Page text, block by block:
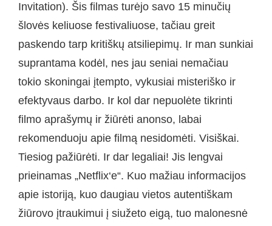
Invitation). Šis filmas turėjo savo 15 minučių
šlovės keliuose festivaliuose, tačiau greit
paskendo tarp kritiškų atsiliepimų. Ir man sunkiai
suprantama kodėl, nes jau seniai nemačiau
tokio skoningai įtempto, vykusiai misteriško ir
efektyvaus darbo. Ir kol dar nepuolėte tikrinti
filmo aprašymų ir žiūrėti anonso, labai
rekomenduoju apie filmą nesidomėti. Visiškai.
Tiesiog pažiūrėti. Ir dar legaliai! Jis lengvai
prieinamas „Netflix‘e“. Kuo mažiau informacijos
apie istoriją, kuo daugiau vietos autentiškam
žiūrovo įtraukimui į siužeto eigą, tuo malonesnė